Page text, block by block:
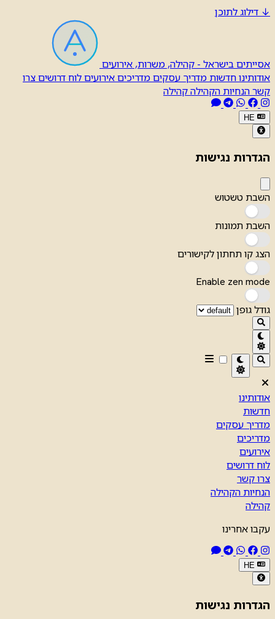
↓ דילוג לתוכן
אסייתים בישראל - קהילה, משרות, אירועים
אודותינוחדשות מדריך עסקיםמדריכיםאירועיםלוח דרושיםצרו
קשרהנחיות הקהילהקהילה
HE
הגדרות נגישות
השבת טשטוש
השבת תמונות
הצג קו תחתון לקישורים
Enable zen mode
גודל גופן
אודותינו
חדשות
מדריך עסקים
מדריכים
אירועים
לוח דרושים
צרו קשר
הנחיות הקהילה
קהילה
עקבו אחרינו
HE
הגדרות נגישות